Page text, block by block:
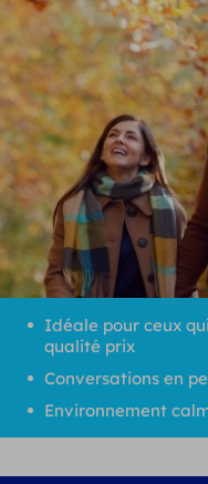
Idéale pour ceux
qualité prix
Conversations en
Environnement